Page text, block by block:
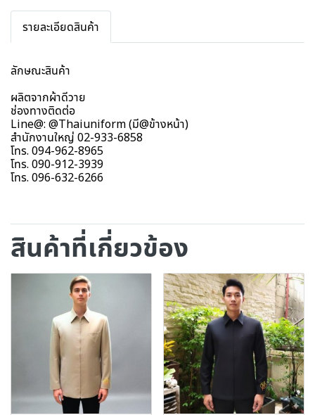
รายละเอียดสินค้า
ลักษณะสินค้า
ผลิตจากผ้าดีวาย
ช่องทางติดต่อ
Line@: @Thaiuniform (มี@ข้างหน้า)
สำนักงานใหญ่ 02-933-6858
โทร. 094-962-8965
โทร. 090-912-3939
โทร. 096-632-6266
สินค้าที่เกี่ยวข้อง